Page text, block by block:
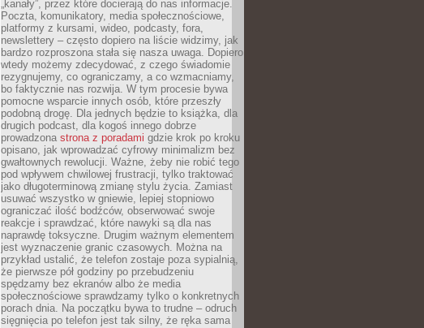
„kanały”, przez które docierają do nas informacje.
Poczta, komunikatory, media społecznościowe,
platformy z kursami, wideo, podcasty, fora,
newslettery – często dopiero na liście widzimy, jak
bardzo rozproszona stała się nasza uwaga. Dopiero
wtedy możemy zdecydować, z czego świadomie
rezygnujemy, co ograniczamy, a co wzmacniamy,
bo faktycznie nas rozwija. W tym procesie bywa
pomocne wsparcie innych osób, które przeszły
podobną drogę. Dla jednych będzie to książka, dla
drugich podcast, dla kogoś innego dobrze
prowadzona strona z poradami gdzie krok po kroku
opisano, jak wprowadzać cyfrowy minimalizm bez
gwałtownych rewolucji. Ważne, żeby nie robić tego
pod wpływem chwilowej frustracji, tylko traktować
jako długoterminową zmianę stylu życia. Zamiast
usuwać wszystko w gniewie, lepiej stopniowo
ograniczać ilość bodźców, obserwować swoje
reakcje i sprawdzać, które nawyki są dla nas
naprawdę toksyczne. Drugim ważnym elementem
jest wyznaczenie granic czasowych. Można na
przykład ustalić, że telefon zostaje poza sypialnią,
że pierwsze pół godziny po przebudzeniu
spędzamy bez ekranów albo że media
społecznościowe sprawdzamy tylko o konkretnych
porach dnia. Na początku bywa to trudne – odruch
sięgnięcia po telefon jest tak silny, że ręka sama